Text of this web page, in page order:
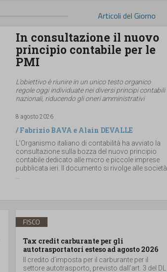
Articoli del Giorno
In consultazione il nuovo
principio contabile per le
PMI
L’obiettivo è riunire in un unico testo organico
regole oggi individuate nei diversi principi contabili
nazionali, riducendo gli oneri amministrativi
8 agosto 2026
/Fabrizio BAVA e Alain DEVALLE
L’Organismo italiano di contabilità ha avviato la
consultazione sulla bozza del nuovo principio
contabile dedicato alle micro e piccole imprese
pubblicata ieri. Il documento si rivolge alle società
...
FISCO
Tax credit carburante per gli
autotrasportatori esteso ad agosto 2026
Il credito d’imposta per il carburante per il
settore autotrasporto, previsto dall’art. 3 del DL